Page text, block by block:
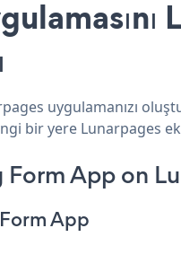
uygulamanızı
bir yere Lunarpages
App on
App